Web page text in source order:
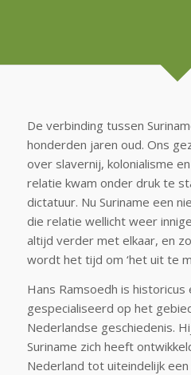
De verbinding tussen
honderden jaren oud. Ons
over slavernij, kolonialisme
relatie kwam onder druk te
dictatuur. Nu Suriname een
die relatie wellicht weer
altijd verder met elkaar, en
wordt het tijd om ‘het uit te
Hans Ramsoedh is historicus
gespecialiseerd op het
Nederlandse geschiedenis.
Suriname zich heeft
Nederland tot uiteindelijk een